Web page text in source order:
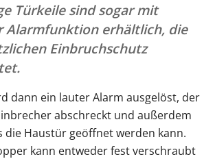
Türkeile sind sogar mit
Alarmfunktion erhältlich, die
Einbruchschutz
dann ein lauter Alarm ausgelöst, der
abschreckt und außerdem
die Haustür geöffnet werden kann.
kann entweder fest verschraubt